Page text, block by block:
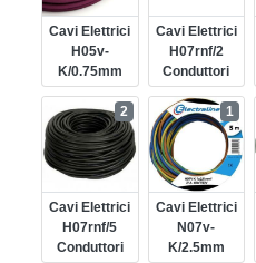
Cavi Elettrici
H05v-
K/0.75mm
Cavi Elettrici
H07rnf/2
Conduttori
Cavi Elettrici
H07rnf/5
Conduttori
2
Cavi Elettrici
N07v-
K/2.5mm
1